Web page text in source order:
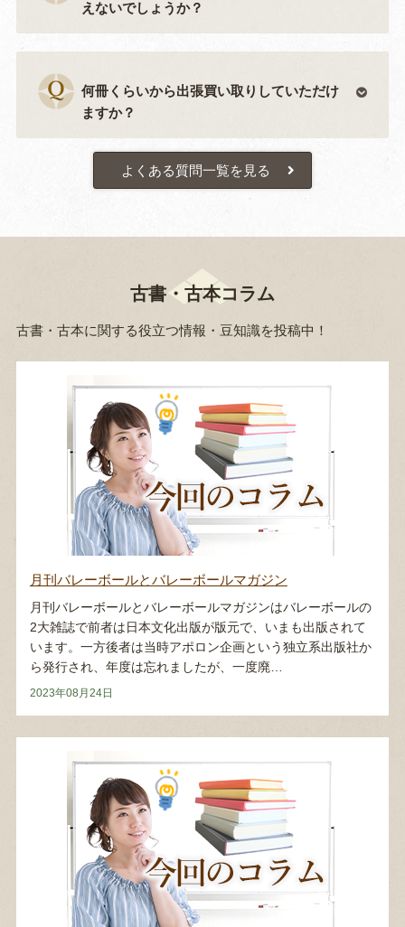
えないでしょうか？
何冊くらいから出張買い取りしていただけ
ますか？
よくある質問一覧を見る
古書・古本コラム
古書・古本に関する役立つ情報・豆知識を投稿中！
月刊バレーボールとバレーボールマガジン
月刊バレーボールとバレーボールマガジンはバレーボールの
2大雑誌で前者は日本文化出版が版元で、いまも出版されて
います。一方後者は当時アポロン企画という独立系出版社か
ら発行され、年度は忘れましたが、一度廃…
2023年08月24日